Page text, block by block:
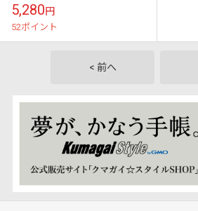
デニム PEANUT ピーナッツ 9C
トートバッ...
5,280円
52ポイント
< 前へ